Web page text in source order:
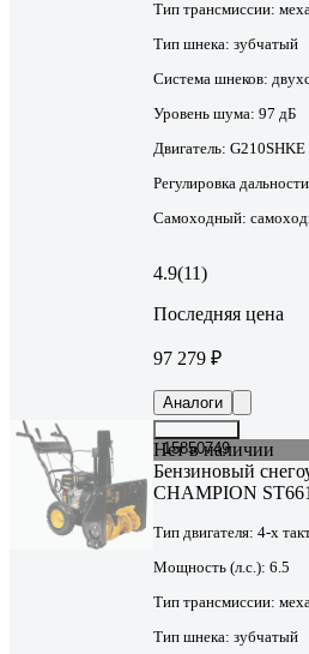
Тип трансмиссии:
Тип шнека: зубчатый
Система шнеков:
Уровень шума: 97 дБ
Двигатель: G210SHKE
Регулировка
Самоходный:
4.9(11)
Последняя цена
97 279 ₽
Аналоги
15850749
Нет в наличии
Бензиновый
CHAMPION ST661
Тип двигателя: 4-х
Мощность (л.с.): 6.5
Тип трансмиссии:
Тип шнека: зубчатый